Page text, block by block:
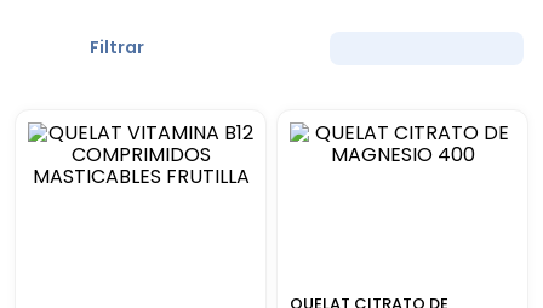
Filtrar
QUELAT CITRATO DE